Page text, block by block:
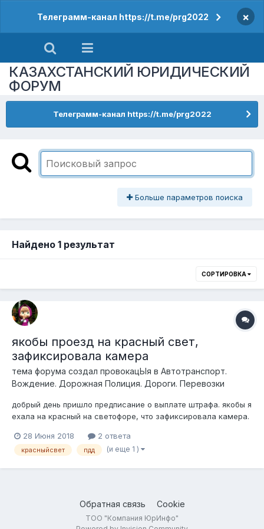
Телеграмм-канал https://t.me/prg2022 ×
КАЗАХСТАНСКИЙ ЮРИДИЧЕСКИЙ
ФОРУМ
Телеграмм-канал https://t.me/prg2022
Больше параметров поиска
Найдено 1 результат
СОРТИРОВКА
якобы проезд на красный свет,
зафиксировала камера
тема форума создал провокацЫя в Автотранспорт.
Вождение. Дорожная Полиция. Дороги. Перевозки
добрый день пришло предписание о выплате штрафа. якобы я
ехала на красный на светофоре, что зафиксировала камера.
стоп-линии. какое ваше мнение, есть шанс обжаловать?
если да, то как доказать, что я СТОЮ, а не ЕДУ? спасибо
28 Июня 2018 2 ответа
красныйсвет пдд (и еще 1 )
Обратная связь Cookie
ТОО "Компания ЮрИнфо"